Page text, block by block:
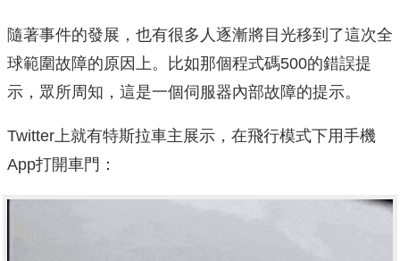
隨著事件的發展，也有很多人逐漸將目光移到了這次全
球範圍故障的原因上。比如那個程式碼500的錯誤提
示，眾所周知，這是一個伺服器內部故障的提示。
Twitter上就有特斯拉車主展示，在飛行模式下用手機
App打開車門：